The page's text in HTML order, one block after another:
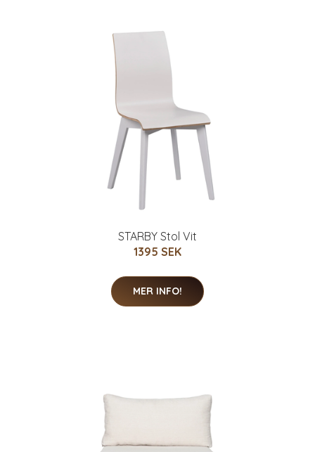
STARBY Stol Vit
1395 SEK
MER INFO!